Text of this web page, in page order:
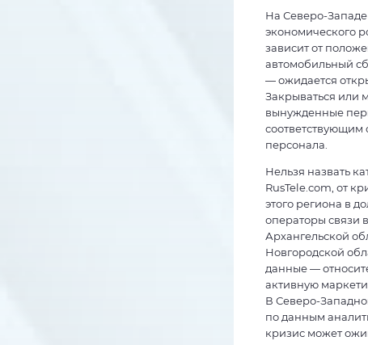
На Северо-
экономического
зависит от
автомобильный
— ожидается
Закрываться или
вынужденные
соответствующим
персонала.
Нельзя назвать
RusTele.com, от
этого региона в
операторы связи
Архангельской
Новгородской
данные —
активную
В Северо-
по данным
кризис может